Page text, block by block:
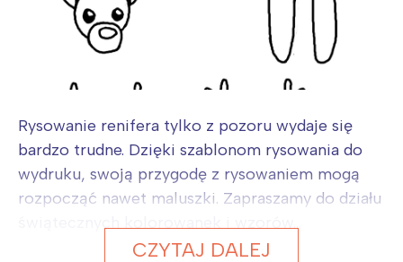
Rysowanie renifera tylko z pozoru wydaje się
bardzo trudne. Dzięki szablonom rysowania do
wydruku, swoją przygodę z rysowaniem mogą
rozpocząć nawet maluszki. Zapraszamy do działu
CZYTAJ DALEJ